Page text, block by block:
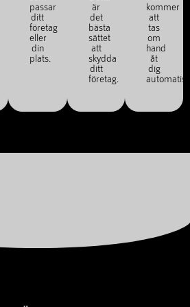
passar
ditt
företag
eller
din
plats.
är
det
bästa
sättet
att
skydda
ditt
företag.
kommer
att
tas
om
hand
åt
dig